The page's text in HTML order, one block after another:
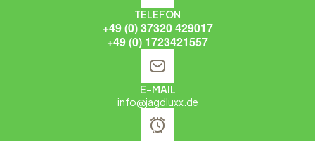
TELEFON
+49 (0) 37320 429017
+49 (0) 1723421557
E-MAIL
info@jagdluxx.de